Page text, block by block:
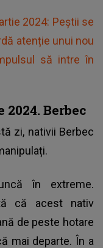
2024: Peștii se
atenție unui nou
să intre în
Berbec
zi, nativii Berbec
în extreme.
că acest nativ
de peste hotare
mai departe. În a